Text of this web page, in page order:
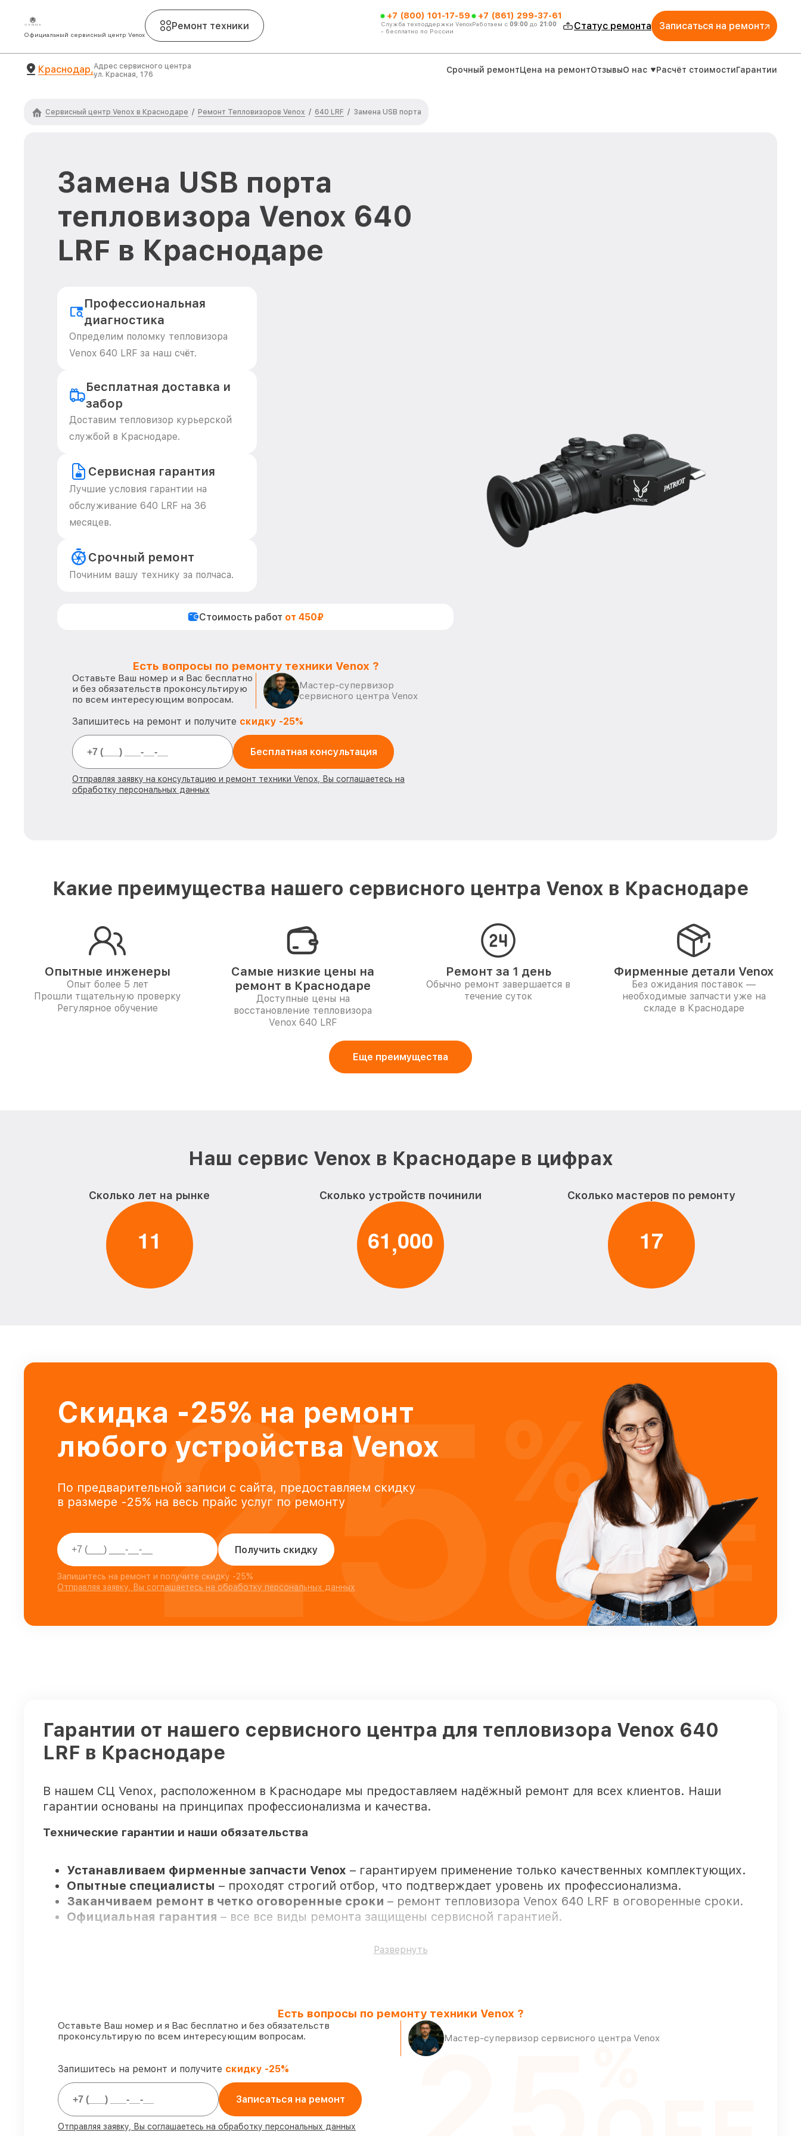
Официальный сервисный центр Venox
Ремонт техники
+7 (800) 101-17-59
Служба техподдержки Venox
- бесплатно по России
+7 (861) 299-37-61
Работаем с 09:00 до 21:00 Статус ремонта Записаться на ремонт
Краснодар,Адрес сервисного центра
ул. Красная, 176
Срочный ремонтЦена на ремонтОтзывыО нас Расчёт стоимостиГарантии
Сервисный центр Venox в Краснодаре / Ремонт Тепловизоров Venox / 640 LRF / Замена USB порта
Замена USB порта
тепловизора Venox 640
LRF в Краснодаре
Профессиональная
диагностика
Определим поломку тепловизора
Venox 640 LRF за наш счёт.
Бесплатная доставка и
забор
Доставим тепловизор курьерской
службой в Краснодаре.
Сервисная гарантия
Лучшие условия гарантии на
обслуживание 640 LRF на 36
месяцев.
Срочный ремонт
Починим вашу технику за полчаса.
Стоимость работ от 450₽
Есть вопросы по ремонту техники Venox ?
Оставьте Ваш номер и я Вас бесплатно
и без обязательств проконсультирую
по всем интересующим вопросам.
Мастер-супервизор
сервисного центра Venox
Запишитесь на ремонт и получите скидку -25%
Бесплатная консультация
Отправляя заявку на консультацию и ремонт техники Venox, Вы соглашаетесь на
обработку персональных данных
Какие преимущества нашего сервисного центра Venox в Краснодаре
Опытные инженеры
Опыт более 5 лет
Прошли тщательную проверку
Регулярное обучение
Самые низкие цены на
ремонт в Краснодаре
Доступные цены на
восстановление тепловизора
Venox 640 LRF
Ремонт за 1 день
Обычно ремонт завершается в
течение суток
Фирменные детали Venox
Без ожидания поставок —
необходимые запчасти уже на
складе в Краснодаре
Еще преимущества
Наш сервис Venox в Краснодаре в цифрах
Сколько лет на рынке
11
Сколько устройств починили
61,000
Сколько мастеров по ремонту
17
Скидка -25% на ремонт
любого устройства Venox
По предварительной записи с сайта, предоставляем скидку
в размере -25% на весь прайс услуг по ремонту
Получить скидку
Запишитесь на ремонт и получите скидку -25%
Отправляя заявку, Вы соглашаетесь на обработку персональных данных
25 %
OFF
Гарантии от нашего сервисного центра для тепловизора Venox 640
LRF в Краснодаре
В нашем СЦ Venox, расположенном в Краснодаре мы предоставляем надёжный ремонт для всех клиентов. Наши
гарантии основаны на принципах профессионализма и качества.
Технические гарантии и наши обязательства
Устанавливаем фирменные запчасти Venox – гарантируем применение только качественных комплектующих.
Опытные специалисты – проходят строгий отбор, что подтверждает уровень их профессионализма.
Заканчиваем ремонт в четко оговоренные сроки – ремонт тепловизора Venox 640 LRF в оговоренные сроки.
Официальная гарантия – все все виды ремонта защищены сервисной гарантией.
комплектующих Venox готовы к установке в Краснодаре, остальные поступают оперативно
Фирменные детали Venox и проверенные реплики
– с учётом любых финансовых возможностей
85%работ выполняются в тот же день, при незамедлительном начале работ
Развернуть
Есть вопросы по ремонту техники Venox ?
Оставьте Ваш номер и я Вас бесплатно и без обязательств
проконсультирую по всем интересующим вопросам.
Мастер-супервизор сервисного центра Venox
Запишитесь на ремонт и получите скидку -25%
Записаться на ремонт
Отправляя заявку, Вы соглашаетесь на обработку персональных данных